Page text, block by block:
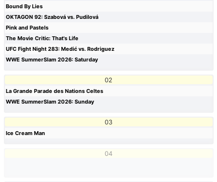
Bound By Lies
OKTAGON 92: Szabová vs. Pudilová
Pink and Pastels
The Movie Critic: That's Life
UFC Fight Night 283: Medić vs. Rodriguez
WWE SummerSlam 2026: Saturday
02
La Grande Parade des Nations Celtes
WWE SummerSlam 2026: Sunday
03
Ice Cream Man
04